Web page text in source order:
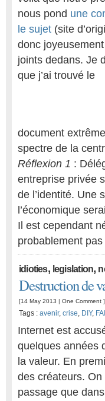
nous pond une
le sujet (site
donc
joints dedans. Je
que j’ai trouvé le
document
spectre de la
Réflexion 1 :
entreprise privée
de l’identité. Une
l’économique
Il est cependant
probablement pas
idioties, legislation,
Destruction de
[14 May 2013 | One Comment ]
Tags : avenir, crise, DIY, FAI
Internet est
quelques années
la valeur. En
des créateurs. On
passage que